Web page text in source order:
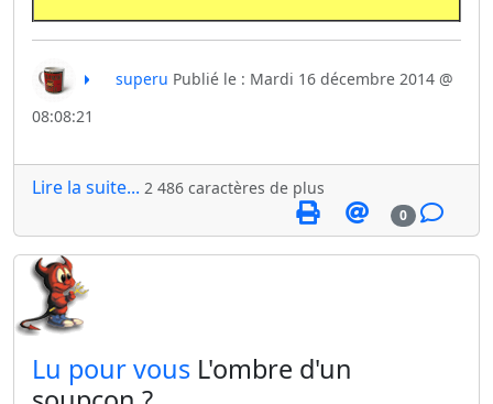
superu Publié le : Mardi 16 décembre 2014 @
08:08:21
Lire la suite... 2 486 caractères de plus
0
​Lu pour vous L'ombre d'un